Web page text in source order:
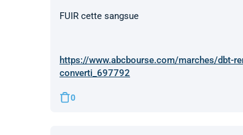
FUIR cette sangsue
https://www.abcbourse.com/marches/dbt-
converti_697792
0